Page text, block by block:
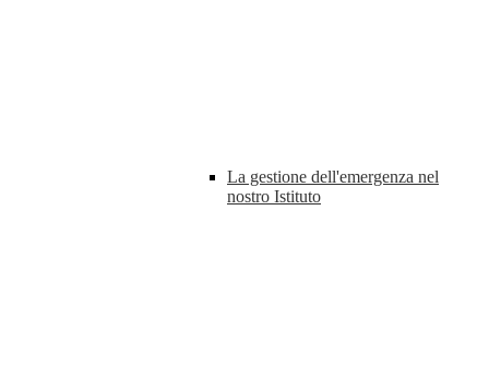
La gestione dell'emergenza nel
nostro Istituto